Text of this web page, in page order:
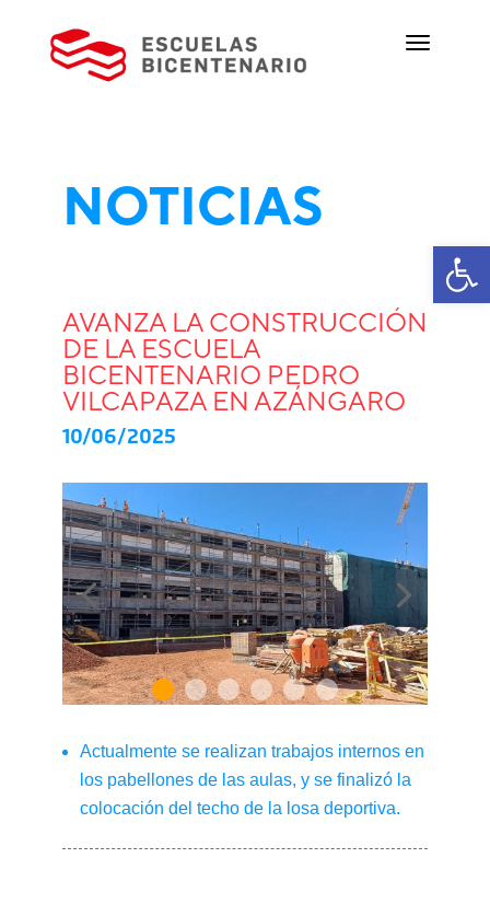
NOTICIAS
AVANZA LA CONSTRUCCIÓN
DE LA ESCUELA
BICENTENARIO PEDRO
VILCAPAZA EN AZÁNGARO
10/06/2025
Actualmente se realizan trabajos internos en
los pabellones de las aulas, y se finalizó la
colocación del techo de la losa deportiva.